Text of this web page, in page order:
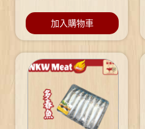
加入購物車